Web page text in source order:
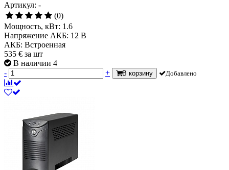
Артикул: -
(0)
Мощность, кВт: 1.6
Напряжение АКБ: 12 В
АКБ: Встроенная
535 € за шт
В наличии 4
-
+ В корзину Добавлено